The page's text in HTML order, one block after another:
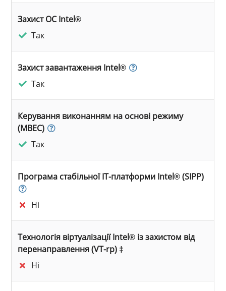
Захист ОС Intel®
Так
Захист завантаження Intel®
Так
Керування виконанням на основі режиму
(MBEC)
Так
Програма стабільної ІТ-платформи Intel® (SIPP)
Ні
Технологія віртуалізації Intel® із захистом від
перенаправлення (VT-rp) ‡
Ні